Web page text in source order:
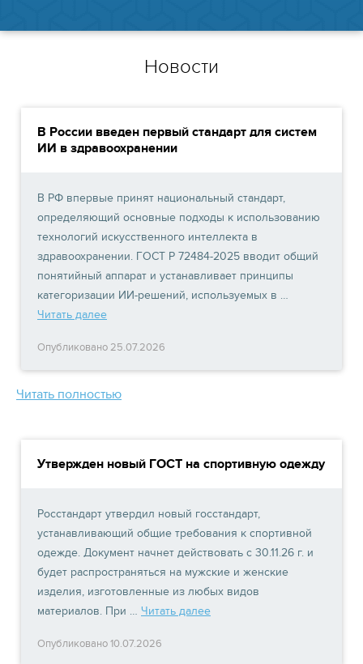
Новости
В России введен первый стандарт для систем
ИИ в здравоохранении
В РФ впервые принят национальный стандарт,
определяющий основные подходы к использованию
технологий искусственного интеллекта в
здравоохранении. ГОСТ Р 72484-2025 вводит общий
понятийный аппарат и устанавливает принципы
категоризации ИИ-решений, используемых в …
Читать далее
Опубликовано 25.07.2026
Читать полностью
Утвержден новый ГОСТ на спортивную одежду
Росстандарт утвердил новый госстандарт,
устанавливающий общие требования к спортивной
одежде. Документ начнет действовать с 30.11.26 г. и
будет распространяться на мужские и женские
изделия, изготовленные из любых видов
материалов. При … Читать далее
Опубликовано 10.07.2026